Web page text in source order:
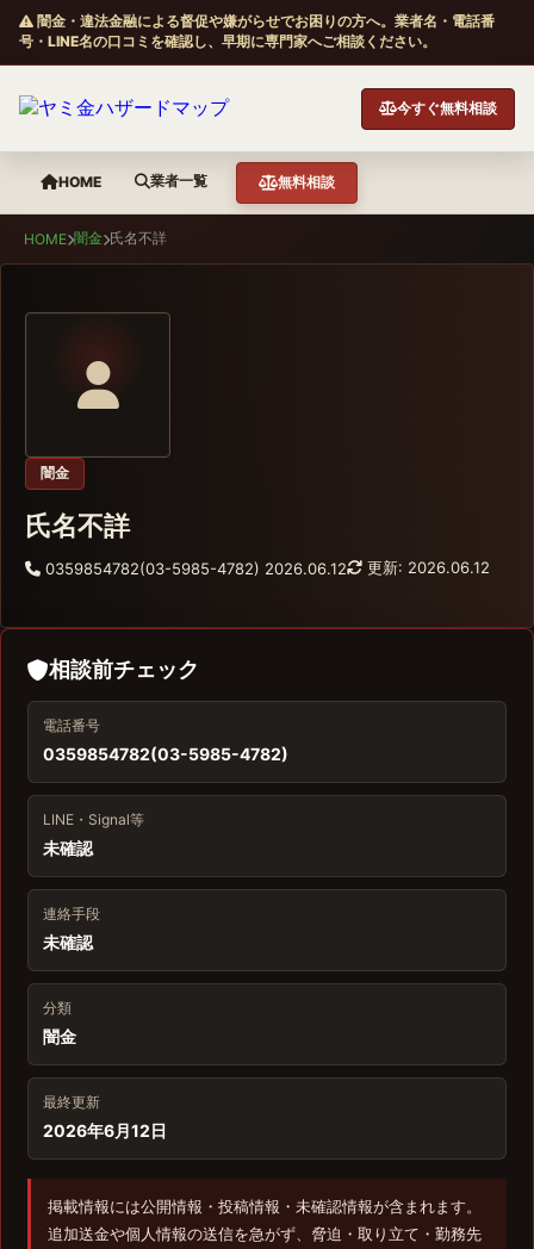
闇金・違法金融による督促や嫌がらせでお困りの方へ。業者名・電話番
号・LINE名の口コミを確認し、早期に専門家へご相談ください。
今すぐ無料相談
HOME 業者一覧 無料相談
HOME 闇金 氏名不詳
闇金
氏名不詳
0359854782(03-5985-4782) 2026.06.12 更新: 2026.06.12
相談前チェック
電話番号
0359854782(03-5985-4782)
LINE・Signal等
未確認
連絡手段
未確認
分類
闇金
最終更新
2026年6月12日
掲載情報には公開情報・投稿情報・未確認情報が含まれます。
追加送金や個人情報の送信を急がず、脅迫・取り立て・勤務先